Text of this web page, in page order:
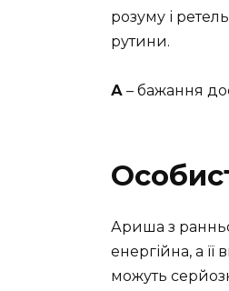
розуму і
рутини.
А – бажання
Ариша з
енергійна, а її
можуть